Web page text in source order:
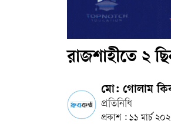
রাজশাহীতে ২
মো: গোলাম
প্রতিনিধি
প্রকাশ : ১১ মার্চ